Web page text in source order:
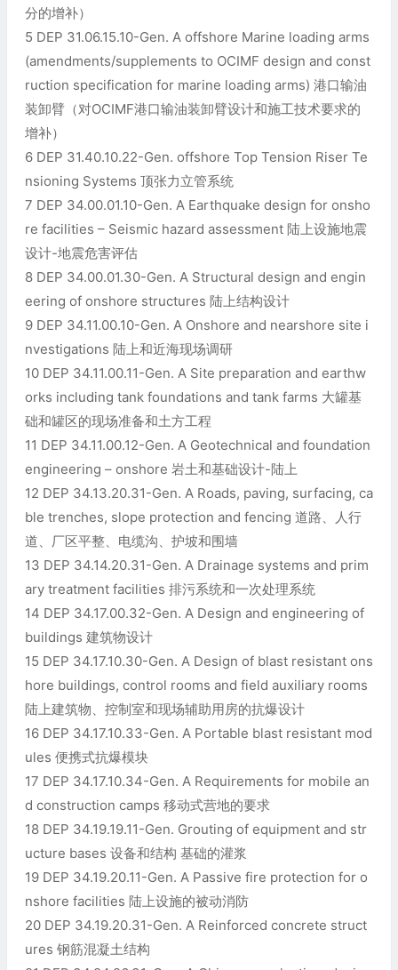
分的增补）
5 DEP 31.06.15.10-Gen. A offshore Marine loading arms
(amendments/supplements to OCIMF design and const
ruction specification for marine loading arms) 港口输油
装卸臂（对OCIMF港口输油装卸臂设计和施工技术要求的
增补）
6 DEP 31.40.10.22-Gen. offshore Top Tension Riser Te
nsioning Systems 顶张力立管系统
7 DEP 34.00.01.10-Gen. A Earthquake design for onsho
re facilities – Seismic hazard assessment 陆上设施地震
设计-地震危害评估
8 DEP 34.00.01.30-Gen. A Structural design and engin
eering of onshore structures 陆上结构设计
9 DEP 34.11.00.10-Gen. A Onshore and nearshore site i
nvestigations 陆上和近海现场调研
10 DEP 34.11.00.11-Gen. A Site preparation and earthw
orks including tank foundations and tank farms 大罐基
础和罐区的现场准备和土方工程
11 DEP 34.11.00.12-Gen. A Geotechnical and foundation
engineering – onshore 岩土和基础设计-陆上
12 DEP 34.13.20.31-Gen. A Roads, paving, surfacing, ca
ble trenches, slope protection and fencing 道路、人行
道、厂区平整、电缆沟、护坡和围墙
13 DEP 34.14.20.31-Gen. A Drainage systems and prim
ary treatment facilities 排污系统和一次处理系统
14 DEP 34.17.00.32-Gen. A Design and engineering of
buildings 建筑物设计
15 DEP 34.17.10.30-Gen. A Design of blast resistant ons
hore buildings, control rooms and field auxiliary rooms
陆上建筑物、控制室和现场辅助用房的抗爆设计
16 DEP 34.17.10.33-Gen. A Portable blast resistant mod
ules 便携式抗爆模块
17 DEP 34.17.10.34-Gen. A Requirements for mobile an
d construction camps 移动式营地的要求
18 DEP 34.19.19.11-Gen. Grouting of equipment and str
ucture bases 设备和结构 基础的灌浆
19 DEP 34.19.20.11-Gen. A Passive fire protection for o
nshore facilities 陆上设施的被动消防
20 DEP 34.19.20.31-Gen. A Reinforced concrete struct
ures 钢筋混凝土结构